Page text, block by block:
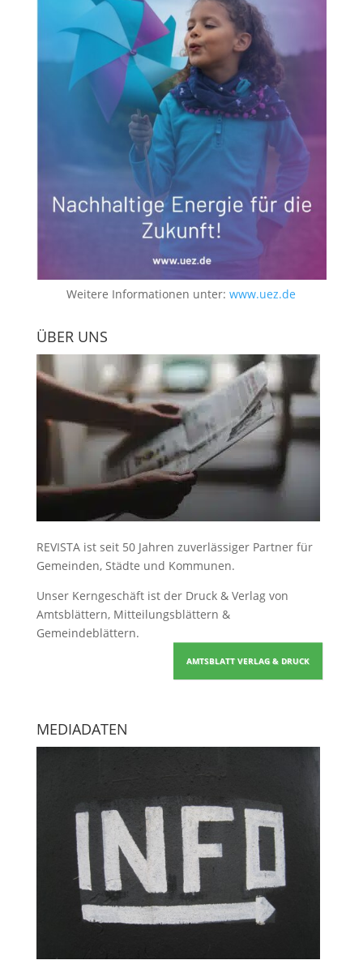
Weitere Informationen unter:www.uez.de
ÜBER UNS
REVISTA ist seit 50 Jahren zuverlässiger Partner für
Gemeinden, Städte und Kommunen.
Unser Kerngeschäft ist der Druck & Verlag von
Amtsblättern, Mitteilungsblättern &
Gemeindeblättern.
AMTSBLATT VERLAG & DRUCK
MEDIADATEN